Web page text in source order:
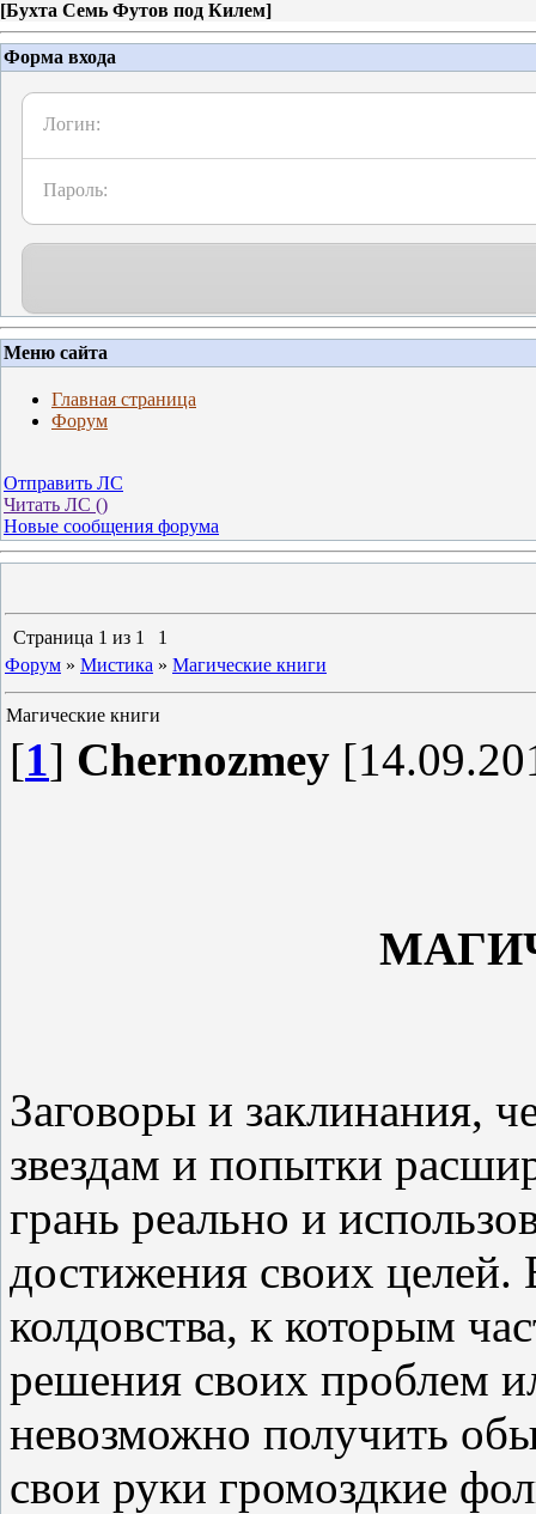
[Бухта Семь Футов под Килем]
Форма входа
Логин:
Пароль:
Меню сайта
Главная страница
Форум
Отправить ЛС
Читать ЛС ()
Новые сообщения форума
Страница 1 из 1
1
Форум » Мистика » Магические книги
Магические книги
[1] Chernozmey
Заговоры и заклинания,
звездам и попытки
грань реально и
достижения своих целей.
колдовства, к которым
решения своих проблем
невозможно получить
свои руки громоздкие